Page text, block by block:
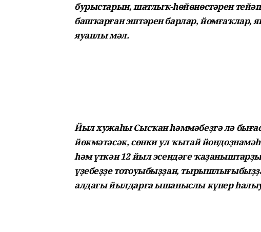
бурыс­тарын, шатлыҡ-һөйөнөстәрен
башҡарған эштәрен барлар, йомғаҡлар,
яуаплы мәл.
Йыл хужаһы Сысҡан һәммәбеҙгә лә
йөкмәтәсәк, сөнки ул ҡытай
һәм үткән 12 йыл эсендәге
үҙебеҙҙе тотоуыбыҙҙан,
алдағы йылдарға ышаныслы күпер